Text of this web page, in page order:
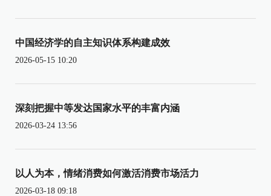
中国经济学的自主知识体系构建成效
2026-05-15 10:20
深刻把握中等发达国家水平的丰富内涵
2026-03-24 13:56
以人为本，情绪消费如何激活消费市场活力
2026-03-18 09:18